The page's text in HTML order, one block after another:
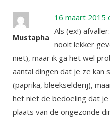
Mustapha
16 maart 2015
Als (ex!)
nooit lekker
niet), maar ik ga het wel
aantal dingen dat je ze kan
(paprika, bleekselderij),
het niet de bedoeling dat
plaats van de ongezonde